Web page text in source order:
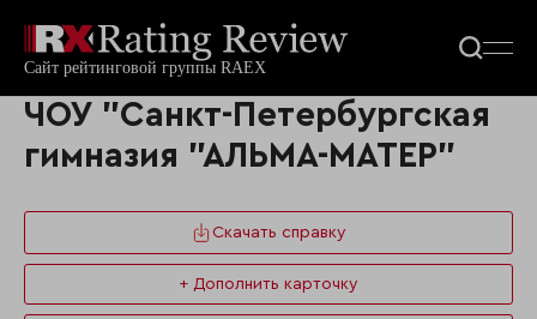
ЧОУ "Санкт-Петербургская
гимназия "АЛЬМА-МАТЕР"
Скачать справку
+ Дополнить карточку